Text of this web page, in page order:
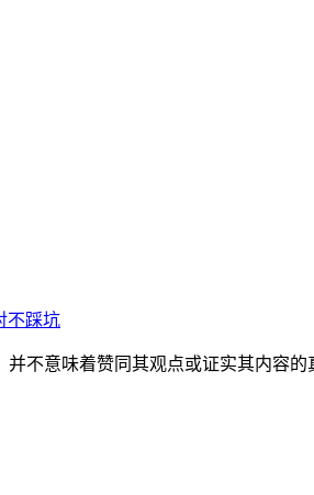
不踩坑
不意味着赞同其观点或证实其内容的